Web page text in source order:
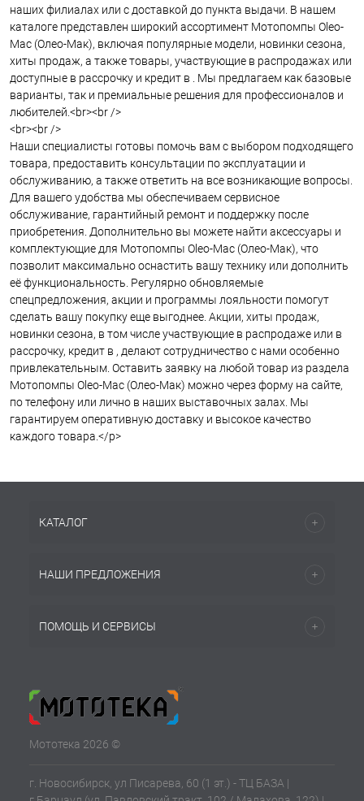
наших филиалах или с доставкой до пункта выдачи. В нашем
каталоге представлен широкий ассортимент Мотопомпы Oleo-
Mac (Олео-Мак), включая популярные модели, новинки сезона,
хиты продаж, а также товары, участвующие в распродажах или
доступные в рассрочку и кредит в . Мы предлагаем как базовые
варианты, так и премиальные решения для профессионалов и
любителей.<br><br />
<br><br />
Наши специалисты готовы помочь вам с выбором подходящего
товара, предоставить консультации по эксплуатации и
обслуживанию, а также ответить на все возникающие вопросы.
Для вашего удобства мы обеспечиваем сервисное
обслуживание, гарантийный ремонт и поддержку после
приобретения. Дополнительно вы можете найти аксессуары и
комплектующие для Мотопомпы Oleo-Mac (Олео-Мак), что
позволит максимально оснастить вашу технику или дополнить
её функциональность. Регулярно обновляемые
спецпредложения, акции и программы лояльности помогут
сделать вашу покупку еще выгоднее. Акции, хиты продаж,
новинки сезона, в том числе участвующие в распродаже или в
рассрочку, кредит в , делают сотрудничество с нами особенно
привлекательным. Оставить заявку на любой товар из раздела
Мотопомпы Oleo-Mac (Олео-Мак) можно через форму на сайте,
по телефону или лично в наших выставочных залах. Мы
гарантируем оперативную доставку и высокое качество
каждого товара.</p>
КАТАЛОГ
НАШИ ПРЕДЛОЖЕНИЯ
ПОМОЩЬ И СЕРВИСЫ
Мототека 2026 ©
г. Новосибирск, ул Писарева, 60 (1 эт.) - ТЦ БАЗА |